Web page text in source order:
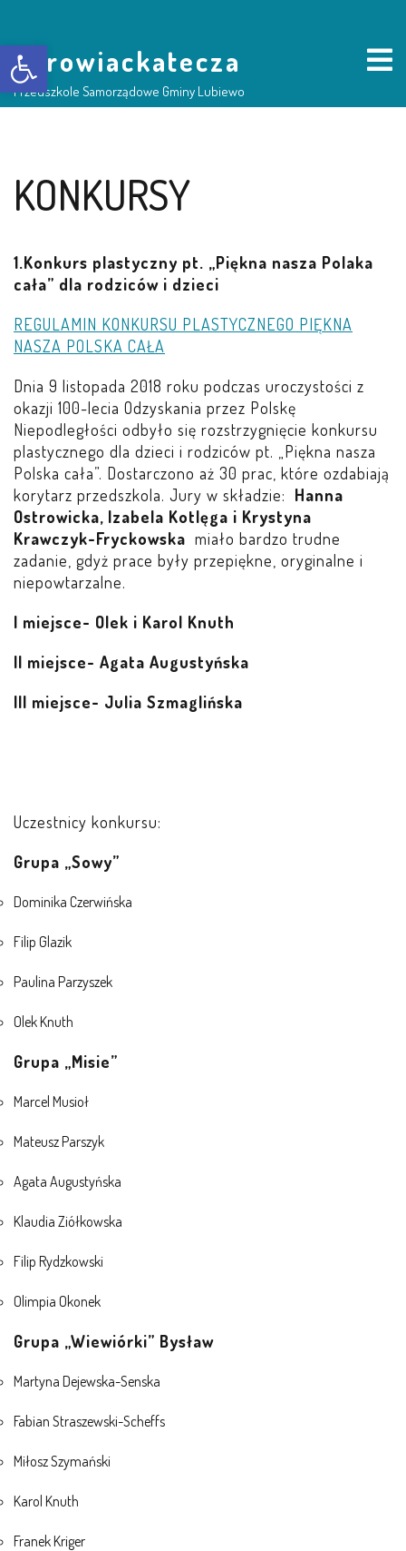
Otwórz pasek narzędzi
borowiackatecza
Przedszkole Samorządowe Gminy Lubiewo
NASZE PRZEDSZKOLE
O NAS
LEŚNE PSZCZÓŁKI – BYSŁAW
ŻABKI – BYSŁAW
SOWY – BYSŁAW
WIEWIÓRKI – BYSŁAW
PSZCZÓŁKI – LUBIEWO
WIEWIÓRKI – LUBIEWO
PRACOWNICY
STATUT I STANDARDY
PROCEDURY I REGULAMINY
DEKLARACJA DOSTĘPNOŚCI
RADOŚĆ – ZABAWA – NAUKA
KORZYSTANIE Z TIK
PROGRAMY
UROCZYSTOŚCI
KONKURSY
1.Konkurs plastyczny pt. „Piękna nasza Polaka
cała” dla rodziców i dzieci
REGULAMIN KONKURSU PLASTYCZNEGO PIĘKNA
NASZA POLSKA CAŁA
Dnia 9 listopada 2018 roku podczas uroczystości z
okazji 100-lecia Odzyskania przez Polskę
Niepodległości odbyło się rozstrzygnięcie konkursu
plastycznego dla dzieci i rodziców pt. „Piękna nasza
Polska cała”. Dostarczono aż 30 prac, które ozdabiają
korytarz przedszkola. Jury w składzie: Hanna
Ostrowicka, Izabela Kotlęga i Krystyna
Krawczyk-Fryckowska miało bardzo trudne
zadanie, gdyż prace były przepiękne, oryginalne i
niepowtarzalne.
I miejsce- Olek i Karol Knuth
II miejsce- Agata Augustyńska
III miejsce- Julia Szmaglińska
Uczestnicy konkursu:
Grupa „Sowy”
Dominika Czerwińska
Filip Glazik
Paulina Parzyszek
Olek Knuth
Grupa „Misie”
Marcel Musioł
Mateusz Parszyk
Agata Augustyńska
Klaudia Ziółkowska
Filip Rydzkowski
Olimpia Okonek
Grupa „Wiewiórki” Bysław
Martyna Dejewska-Senska
Fabian Straszewski-Scheffs
Miłosz Szymański
Karol Knuth
Franek Kriger